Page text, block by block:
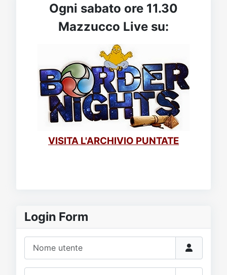
Login Form
Ogni sabato ore 11.30
Mazzucco Live su:
VISITA L'ARCHIVIO PUNTATE